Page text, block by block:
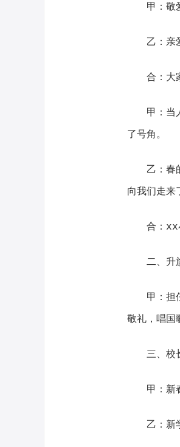
甲：敬
乙：亲
合：大
甲：当
了号角。
乙：春
向我们走来
合：xx
二、升
甲：担
敬礼，唱国
三、校
甲：新
乙：新